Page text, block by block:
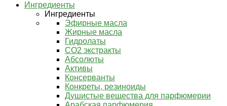
Ингредиенты
Ингредиенты
Эфирные масла
Жирные масла
Гидролаты
СО2 экстракты
Абсолюты
Активы
Консерванты
Конкреты, резиноиды
Душистые вещества для парфюмерии